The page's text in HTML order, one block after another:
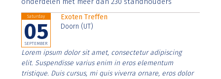
Saturday
05
SEPTEMBER
Exoten Treffen
Doorn (UT)
Lorem ipsum dolor sit amet, consectetur adipiscing
elit. Suspendisse varius enim in eros elementum
tristique. Duis cursus, mi quis viverra ornare, eros dolor